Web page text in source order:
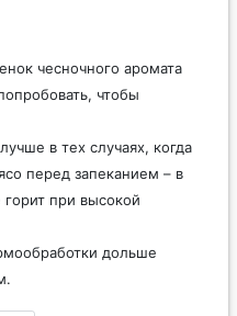
чесночного аромата
чтобы
в тех случаях, когда
перед запеканием – в
при высокой
дольше